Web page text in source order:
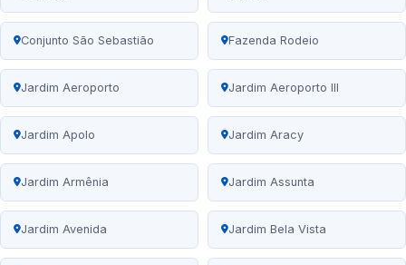
Conjunto São Sebastião Fazenda Rodeio
Jardim Aeroporto Jardim Aeroporto III
Jardim Apolo Jardim Aracy
Jardim Armênia Jardim Assunta
Jardim Avenida Jardim Bela Vista